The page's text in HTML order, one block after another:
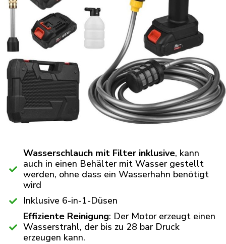
Wasserschlauch mit Filter inklusive, kann
auch in einen Behälter mit Wasser gestellt
werden, ohne dass ein Wasserhahn benötigt
wird
Inklusive 6-in-1-Düsen
Effiziente Reinigung: Der Motor erzeugt einen
Wasserstrahl, der bis zu 28 bar Druck
erzeugen kann.